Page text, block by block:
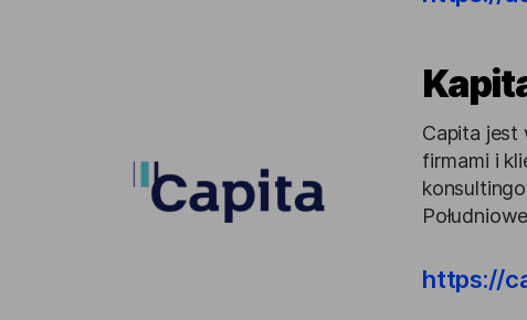
Capita jest
firmami i
https://